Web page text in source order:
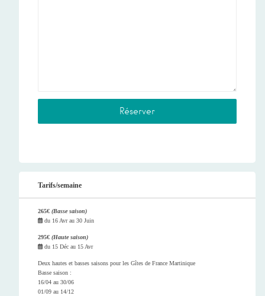
Tarifs/semaine
265€ (Basse saison)
du 16 Avrau 30 Juin
295€ (Haute saison)
du 15 Déc au 15 Avr
Deux hautes et basses saisons pour les Gîtes de France Martinique
Basse saison :
16/04 au 30/06
01/09 au 14/12